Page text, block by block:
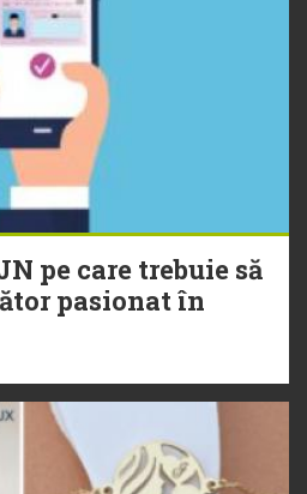
pe care trebuie să
pasionat în